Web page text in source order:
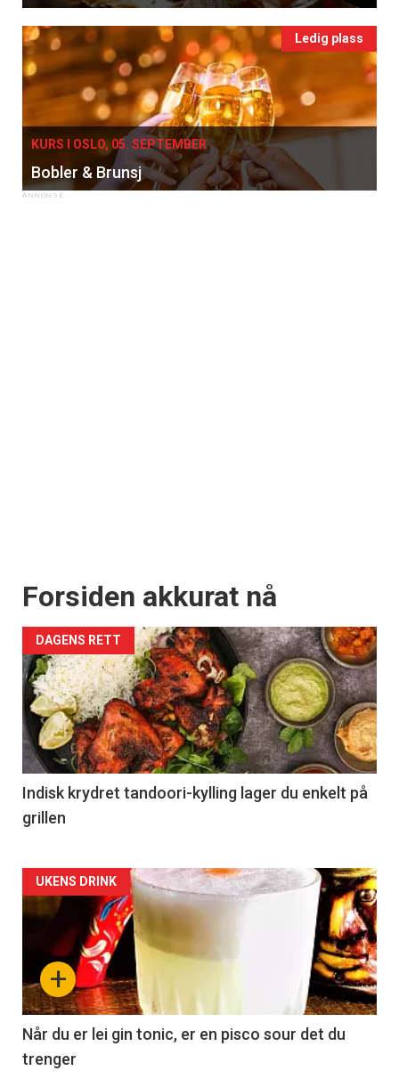
×
Få ukentlige nyhetsbrev fra
Apéritif
Ledig plass
KURS I OSLO, 05. SEPTEMBER
Bobler & Brunsj
Forsiden akkurat nå
DAGENS RETT
Indisk krydret tandoori-kylling lager du enkelt på
grillen
Forsiden
akkurat
nå
-
2
+
UKENS DRINK
Når du er lei gin tonic, er en pisco sour det du
trenger